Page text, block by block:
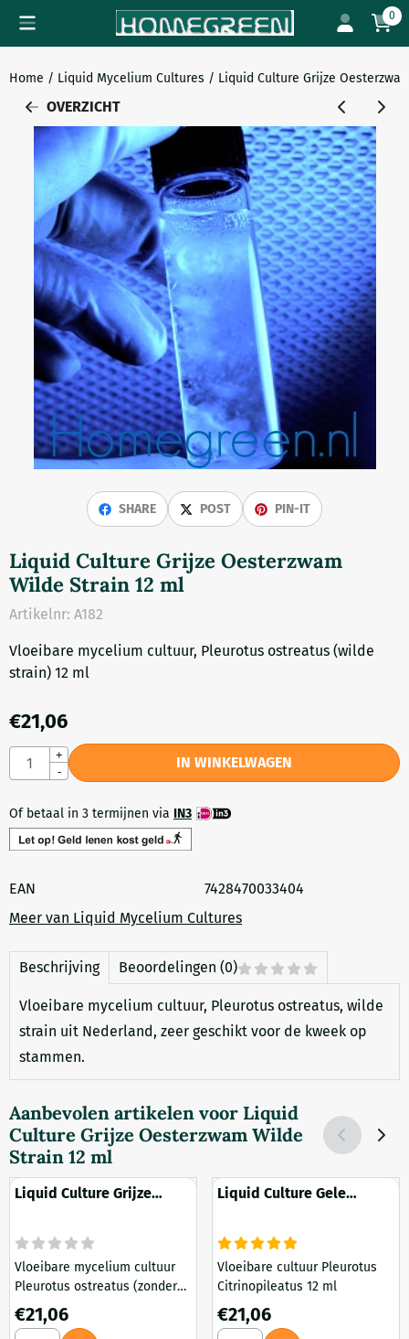
Cookievoorkeuren zijn beschikbaar. Kies instellingen of sta0
Home / Liquid Mycelium Cultures / Liquid Culture Grijze
OVERZICHT
SHARE POST PIN-IT
Liquid Culture Grijze Oesterzwam
Wilde Strain 12 ml
Artikelnr: A182
Vloeibare mycelium cultuur, Pleurotus ostreatus (wilde
strain) 12 ml
€21,06
Aantal
+
-
IN WINKELWAGEN
Of betaal in 3 termijnen via IN3
EAN
7428470033404
Meer van Liquid Mycelium Cultures
Beschrijving Beoordelingen (0)
Vloeibare mycelium cultuur, Pleurotus ostreatus, wilde
strain uit Nederland, zeer geschikt voor de kweek op
stammen.
Aanbevolen artikelen voor Liquid
Culture Grijze Oesterzwam Wilde
Strain 12 ml
Liquid Culture Grijze
Vloeibare mycelium cultuur
Pleurotus ostreatus (zonder
sporen) 12 ml
Prijs: 21,06
€21,06
Liquid Culture Gele
Vloeibare cultuur Pleurotus
Citrinopileatus 12 ml
Prijs: 21,06
€21,06